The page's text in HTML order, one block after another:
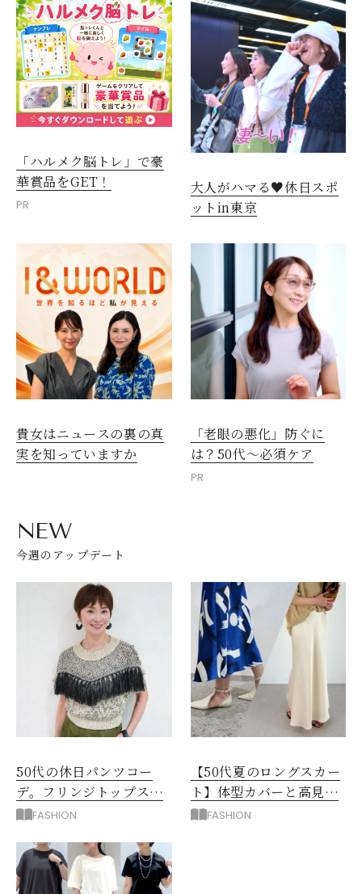
「ハルメク脳トレ」で豪
華賞品をGET！
PR
大人がハマる♥休日スポ
ットin東京
貴女はニュースの裏の真
実を知っていますか
「老眼の悪化」防ぐに
は？50代～必須ケア
PR
NEW
今週のアップデート
50代の休日パンツコー
デ。フリンジトップスを
主役に洗練アースカラー
FASHION
【50代夏のロングスカー
ト】体型カバーと高見え
を叶える4コーデ
FASHION